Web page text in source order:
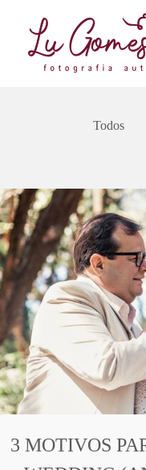
Todos
3 MOTIVOS